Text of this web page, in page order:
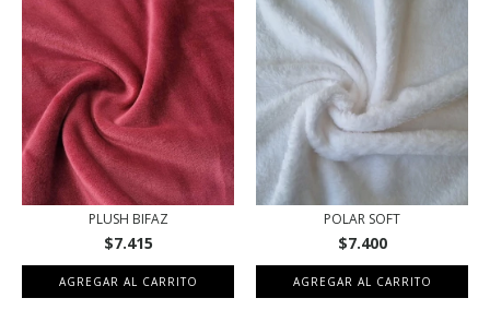
PLUSH BIFAZ
$7.415
AGREGAR AL CARRITO
POLAR SOFT
$7.400
AGREGAR AL CARRITO